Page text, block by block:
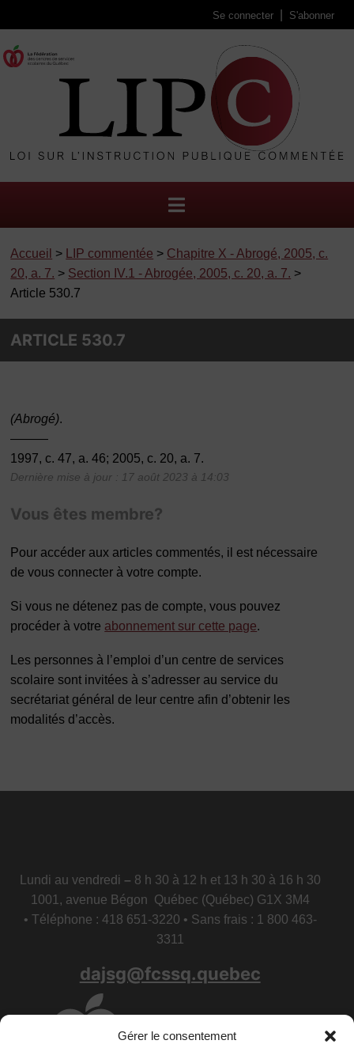
Gérer le consentement
Se connecter S'abonner
Accueil > LIP commentée > Chapitre X - Abrogé, 2005, c.
20, a. 7. > Section IV.1 - Abrogée, 2005, c. 20, a. 7. >
Article 530.7
ARTICLE 530.7
(Abrogé).
———
1997, c. 47, a. 46; 2005, c. 20, a. 7.
Dernière mise à jour : 17 août 2023 à 14:03
Vous êtes membre?
Pour accéder aux articles commentés, il est nécessaire
de vous connecter à votre compte.
Si vous ne détenez pas de compte, vous pouvez
procéder à votre abonnement sur cette page.
Les personnes à l’emploi d’un centre de services
scolaire sont invitées à s’adresser au service du
secrétariat général de leur centre afin d’obtenir les
modalités d’accès.
Lundi au vendredi – 8 h 30 à 12 h et 13 h 30 à 16 h 30
1001, avenue Bégon Québec (Québec) G1X 3M4
• Téléphone : 418 651-3220 • Sans frais : 1 800 463-
3311
dajsg@fcssq.quebec